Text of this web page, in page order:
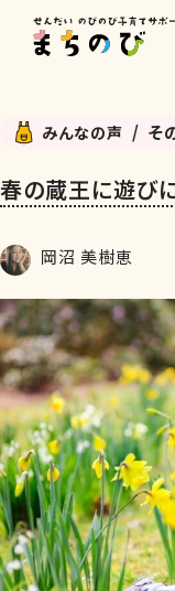
みんなの声 そ
春の蔵王に遊び
岡沼 美樹恵